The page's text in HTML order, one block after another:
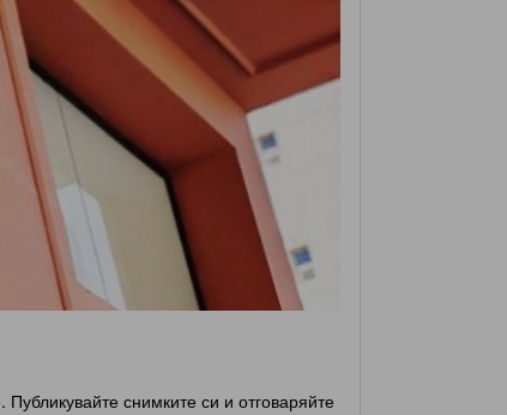
снимките си и отговаряйте